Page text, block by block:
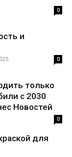
0
и
0
только
с 2030
Новостей
0
для